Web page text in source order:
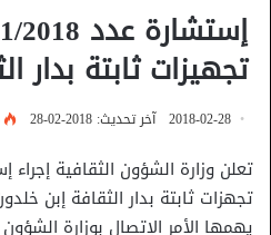
تجهيزات ثابتة بدار
2018-02-28 آخر تحديث: 2018-02-28
تعلن وزارة الشؤون الثقافية
تجهزات ثابتة بدار الثقافة إبن
يهمها الأمر الإتصال بوزارة الشؤون